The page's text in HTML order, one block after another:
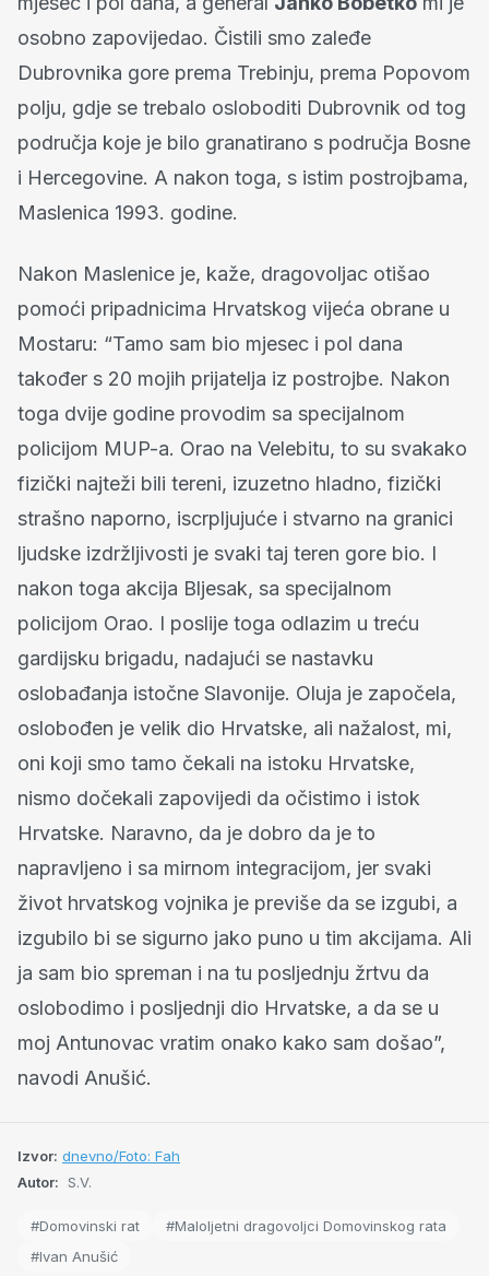
osobno zapovijedao. Čistili smo zaleđe
Dubrovnika gore prema Trebinju, prema Popovom
polju, gdje se trebalo osloboditi Dubrovnik od tog
područja koje je bilo granatirano s područja Bosne
i Hercegovine. A nakon toga, s istim postrojbama,
Maslenica 1993. godine.
Nakon Maslenice je, kaže, dragovoljac otišao
pomoći pripadnicima Hrvatskog vijeća obrane u
Mostaru: “Tamo sam bio mjesec i pol dana
također s 20 mojih prijatelja iz postrojbe. Nakon
toga dvije godine provodim sa specijalnom
policijom MUP-a. Orao na Velebitu, to su svakako
fizički najteži bili tereni, izuzetno hladno, fizički
strašno naporno, iscrpljujuće i stvarno na granici
ljudske izdržljivosti je svaki taj teren gore bio. I
nakon toga akcija Bljesak, sa specijalnom
policijom Orao. I poslije toga odlazim u treću
gardijsku brigadu, nadajući se nastavku
oslobađanja istočne Slavonije. Oluja je započela,
oslobođen je velik dio Hrvatske, ali nažalost, mi,
oni koji smo tamo čekali na istoku Hrvatske,
nismo dočekali zapovijedi da očistimo i istok
Hrvatske. Naravno, da je dobro da je to
napravljeno i sa mirnom integracijom, jer svaki
život hrvatskog vojnika je previše da se izgubi, a
izgubilo bi se sigurno jako puno u tim akcijama. Ali
ja sam bio spreman i na tu posljednju žrtvu da
oslobodimo i posljednji dio Hrvatske, a da se u
moj Antunovac vratim onako kako sam došao”,
navodi Anušić.
Izvor: dnevno/Foto: Fah
Autor: S.V.
#Domovinski rat
#Maloljetni dragovoljci Domovinskog rata
#Ivan Anušić